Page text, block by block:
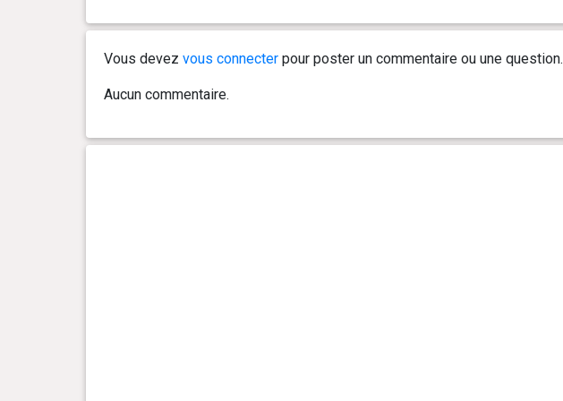
Vous devez vous connecterpour poster un commentaire ou une question.
Aucun commentaire.